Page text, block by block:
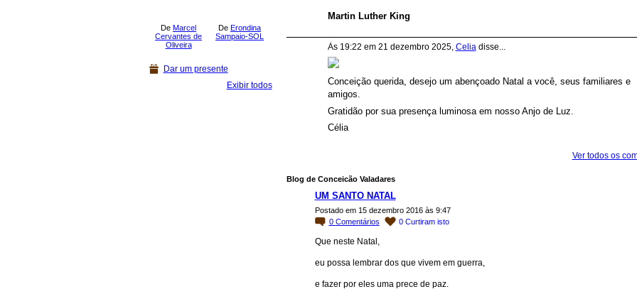
De Marcel
Cervantes de
Oliveira
De Erondina
Sampaio-SOL
Dar um presente
Exibir todos
Martin Luther King
Às 19:22 em 21 dezembro 2025, Celiadisse...
Conceição querida, desejo um abençoado Natal a você, seus familiares e
amigos.
Gratidão por sua presença luminosa em nosso Anjo de Luz.
Célia
Ver todos os
Blog de Conceicão Valadares
UM SANTO NATAL
Postado em 15 dezembro 2016 às 9:47
0 Comentários 0 Curtiram isto
Que neste Natal,
eu possa lembrar dos que vivem em guerra,
e fazer por eles uma prece de paz.